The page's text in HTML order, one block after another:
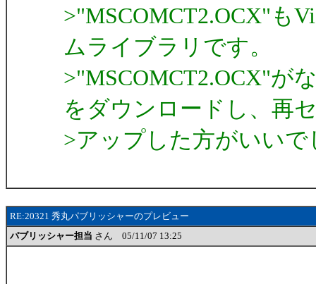
>"MSCOMCT2.OCX"も
ムライブラリです。
>"MSCOMCT2.OCX"が
をダウンロードし、再
>アップした方がいいで
RE:20321 秀丸パブリッシャーのプレビュー
パブリッシャー担当 さん 05/11/07 13:25